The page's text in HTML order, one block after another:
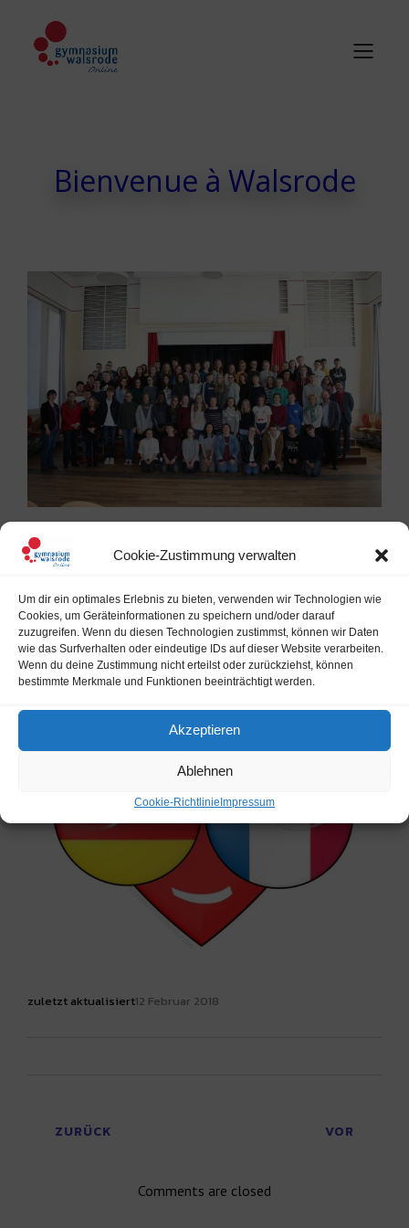
Cookie-Zustimmung verwalten
Um dir ein optimales Erlebnis zu bieten, verwenden wir Technologien wie
Cookies, um Geräteinformationen zu speichern und/oder darauf
zuzugreifen. Wenn du diesen Technologien zustimmst, können wir Daten
wie das Surfverhalten oder eindeutige IDs auf dieser Website verarbeiten.
Wenn du deine Zustimmung nicht erteilst oder zurückziehst, können
bestimmte Merkmale und Funktionen beeinträchtigt werden.
Akzeptieren
Ablehnen
Cookie-RichtlinieImpressum
Bienvenue à Walsrode
Vom 12.2.-22.2.2018 besuchen 38 französiche
Schülerinnen und Schüler aus Alencon ihren
dieser Zeit stehen- neben der Zeit in der Schule- z. B.
Besuche in Berlin oder Bremen auf dem Programm. Im
Mittelpunkt steht aber natürlich das gegenseitige
Kennenlernen. Wir wünschen eine spannende gemeinsame
zuletzt aktualisiert12 Februar 2018
ZURÜCK VOR
Comments are closed